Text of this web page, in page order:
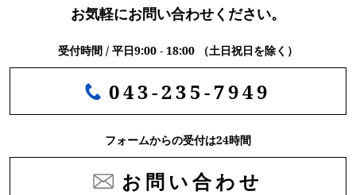
お気軽にお問い合わせください。
受付時間 / 平日9:00 - 18:00 （土日祝日を除く）
043-235-7949
フォームからの受付は24時間
お問い合わせ